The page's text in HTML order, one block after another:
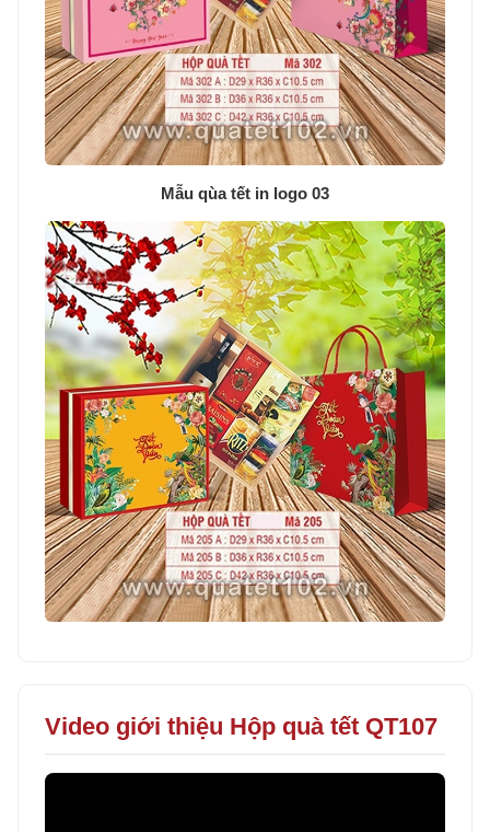
Mẫu qùa tết in logo 03
Video giới thiệu Hộp quà tết QT107